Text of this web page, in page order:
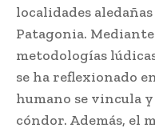
localidades
Patagonia.
metodologías
se ha reflexionado
humano se vincula
cóndor. Además, el